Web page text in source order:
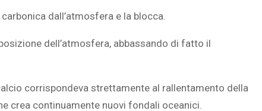
dall’atmosfera e la blocca.
dell’atmosfera, abbassando di fatto il
corrispondeva strettamente al rallentamento della
crea continuamente nuovi fondali oceanici.